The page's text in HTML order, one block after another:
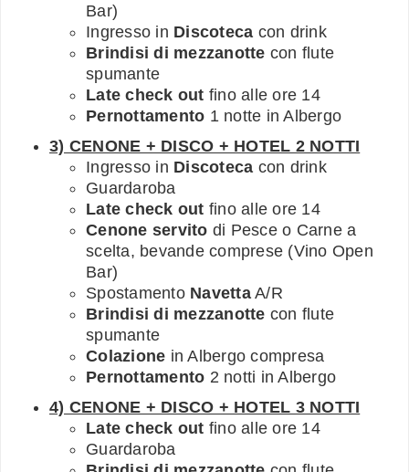
Bar)
Ingresso in Discoteca con drink
Brindisi di mezzanotte con flute
spumante
Late check out fino alle ore 14
Pernottamento 1 notte in Albergo
3) CENONE + DISCO + HOTEL 2 NOTTI
Ingresso in Discoteca con drink
Guardaroba
Late check out fino alle ore 14
Cenone servito di Pesce o Carne a
scelta, bevande comprese (Vino Open
Bar)
Spostamento NavettaA/R
Brindisi di mezzanotte con flute
spumante
Colazione in Albergo compresa
Pernottamento 2 notti in Albergo
4) CENONE + DISCO + HOTEL 3 NOTTI
Late check out fino alle ore 14
Guardaroba